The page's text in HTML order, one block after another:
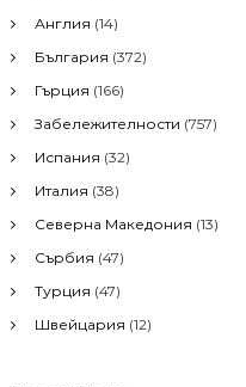
Англия (14)
България (372)
Гърция (166)
Забележителности (757)
Испания (32)
Италия (38)
Северна Македония (13)
Сърбия (47)
Турция (47)
Швейцария (12)